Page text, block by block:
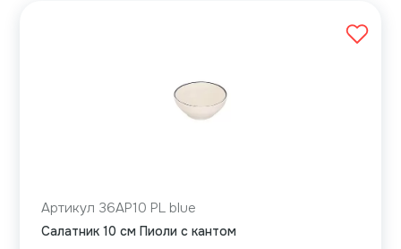
Артикул 36AP10 PL blue
Салатник 10 см Пиоли с кантом